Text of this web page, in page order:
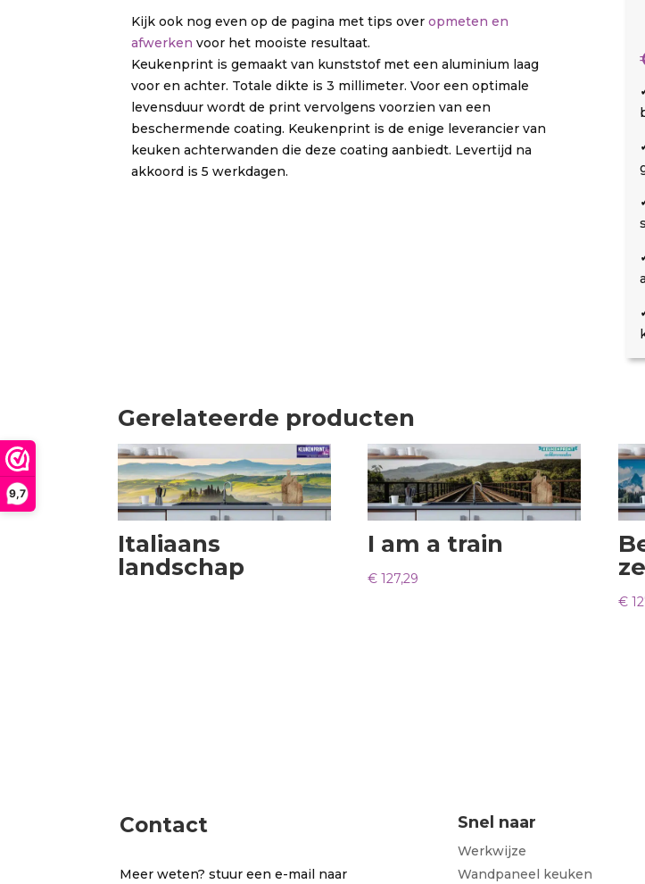
9,7
Kijk ook nog even op de pagina met tips over opmeten en
afwerken voor het mooiste resultaat.
Keukenprint is gemaakt van kunststof met een aluminium laag
voor en achter. Totale dikte is 3 millimeter. Voor een optimale
levensduur wordt de print vervolgens voorzien van een
beschermende coating. Keukenprint is de enige leverancier van
keuken achterwanden die deze coating aanbiedt. Levertijd na
akkoord is 5 werkdagen.
r
i
Gerelateerde producten
Italiaans
landschap
I am a train
€ 127,29
€
Contact
Meer weten? stuur een e-mail naar
Snel naar
Werkwijze
Wandpaneel keuken